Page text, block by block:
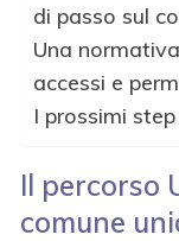
di passo sul
Una
accessi e
I prossimi
Il percorso
comune